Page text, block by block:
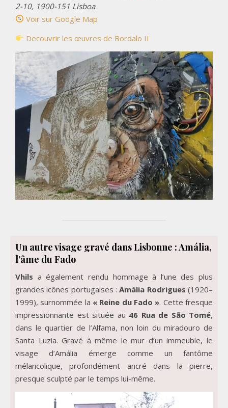
2-10, 1900-151 Lisboa
Voir sur Google Map
Decouvrir les œuvres de Bordalo II
Un autre visage gravé dans Lisbonne : Amália,
l’âme du Fado
Vhils a également rendu hommage à l’une des plus
grandes icônes portugaises :Amália Rodrigues (1920–
1999), surnommée la « Reine du Fado ». Cette fresque
impressionnante est située au 46 Rua de São Tomé,
dans le quartier de l’Alfama, non loin du miradouro de
Santa Luzia. Gravé à même le mur d’un immeuble, le
visage d’Amália émerge comme un fantôme
mélancolique, profondément ancré dans la pierre,
presque sculpté par le temps lui-même.